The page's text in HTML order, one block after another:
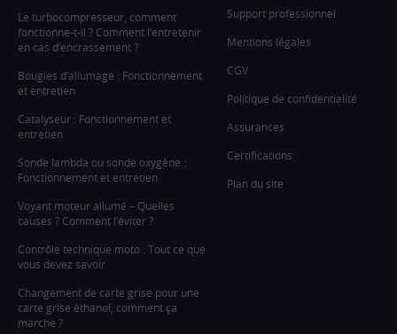
Le turbocompresseur, comment
fonctionne-t-il ? Comment l’entretenir
en cas d’encrassement ?
Bougies d’allumage : Fonctionnement
et entretien
Catalyseur : Fonctionnement et
entretien
Sonde lambda ou sonde oxygène :
Fonctionnement et entretien
Voyant moteur allumé – Quelles
causes ? Comment l’éviter ?
Contrôle technique moto : Tout ce que
vous devez savoir
Changement de carte grise pour une
carte grise éthanol, comment ça
marche ?
Support professionnel
Mentions légales
CGV
Politique de confidentialité
Assurances
Certifications
Plan du site